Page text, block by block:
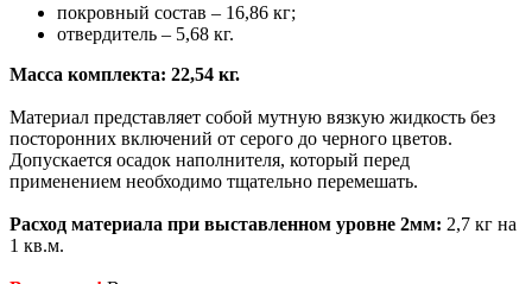
покровный состав – 16,86 кг;
отвердитель – 5,68 кг.
Масса комплекта: 22,54 кг.
Материал представляет собой мутную вязкую жидкость без
посторонних включений от серого до черного цветов.
Допускается осадок наполнителя, который перед
применением необходимо тщательно перемешать.
Расход материала при выставленном уровне 2мм: 2,7 кг на
1 кв.м.